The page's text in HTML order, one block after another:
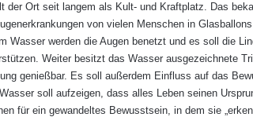
der Ort seit langem als Kult- und Kraftplatz. Das
von vielen Menschen in
Wasser werden die Augen benetzt und es soll die
Weiter besitzt das Wasser ausgezeichnete
genießbar. Es soll außerdem Einfluss auf das
soll aufzeigen, dass alles Leben seinen
für ein gewandeltes Bewusstsein, in dem sie